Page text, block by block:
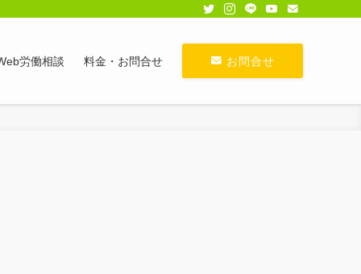
労働相談 料金・お問合せ お問合せ